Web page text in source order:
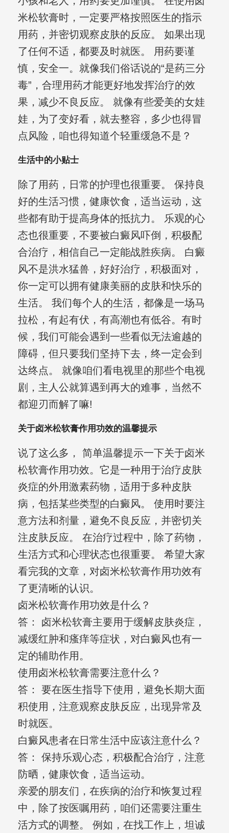
米松软膏时，一定要严格按照医生的指示
用药，并密切观察皮肤的反应。 如果出现
了任何不适，都要及时就医。 用药要谨
慎，安全一。就像我们俗话说的“是药三分
毒”，合理用药才能更好地发挥治疗的效
果，减少不良反应。 就像有些爱美的女娃
娃，为了变好看，就去整容，多少也得冒
点风险，咱也得知道个轻重缓急不是？
生活中的小贴士
除了用药，日常的护理也很重要。 保持良
好的生活习惯，健康饮食，适当运动，这
些都有助于提高身体的抵抗力。 乐观的心
态也很重要，不要被白癜风吓倒，积极配
合治疗，相信自己一定能战胜疾病。 白癜
风不是洪水猛兽，好好治疗，积极面对，
你一定可以拥有健康美丽的皮肤和快乐的
生活。 我们每个人的生活，都像是一场马
拉松，有起有伏，有高潮也有低谷。有时
候，我们可能会遇到一些看似无法逾越的
障碍，但只要我们坚持下去，终一定会到
达终点。 就像咱们看电视里的那些个电视
剧，主人公就算遇到再大的难事，当然不
都迎刃而解了嘛!
关于卤米松软膏作用功效的温馨提示
说了这么多， 简单温馨提示一下关于卤米
松软膏作用功效。它是一种用于治疗皮肤
炎症的外用激素药物，适用于多种皮肤
病，包括某些类型的白癜风。 使用时要注
意方法和剂量，避免不良反应，并密切关
注皮肤反应。 在治疗过程中，除了药物，
生活方式和心理状态也很重要。 希望大家
看完我的文章，对卤米松软膏作用功效有
了更清晰的认识。
卤米松软膏作用功效是什么？
答： 卤米松软膏主要用于缓解皮肤炎症，
减缓红肿和瘙痒等症状，对白癜风也有一
定的辅助作用。
使用卤米松软膏需要注意什么？
答： 要在医生指导下使用，避免长期大面
积使用，注意观察皮肤反应，出现异常及
时就医。
白癜风患者在日常生活中应该注意什么？
答： 保持乐观心态，积极配合治疗，注意
防晒，健康饮食，适当运动。
亲爱的朋友们，在疾病的治疗和恢复过程
中，除了按医嘱用药，咱们还需要注重生
活方式的调整。 例如，在找工作上，坦诚